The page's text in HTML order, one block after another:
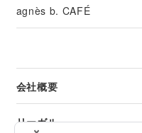
agnès b. CAFÉ
会社概要
リーガル